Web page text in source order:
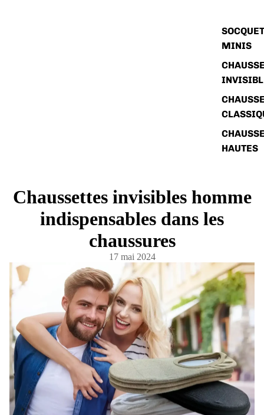
MINIS
HAUTES
Chaussettes invisibles homme
indispensables dans les
chaussures
17 mai 2024